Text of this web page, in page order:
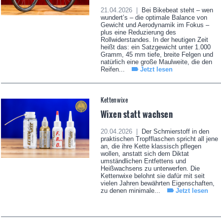
21.04.2026 |
Bei Bikebeat steht – wen
wundert’s – die optimale Balance von
Gewicht und Aerodynamik im Fokus –
plus eine Reduzierung des
Rollwiderstandes. In der heutigen Zeit
heißt das: ein Satzgewicht unter 1.000
Gramm, 45 mm tiefe, breite Felgen und
natürlich eine große Maulweite, die den
Reifen...
Jetzt lesen
Kettenwixe
Wixen statt wachsen
20.04.2026 |
Der Schmierstoff in den
praktischen Tropfflaschen spricht all jene
an, die ihre Kette klassisch pflegen
wollen, anstatt sich dem Diktat
umständlichen Entfettens und
Heißwachsens zu unterwerfen. Die
Kettenwixe belohnt sie dafür mit seit
vielen Jahren bewährten Eigenschaften,
zu denen minimale...
Jetzt lesen